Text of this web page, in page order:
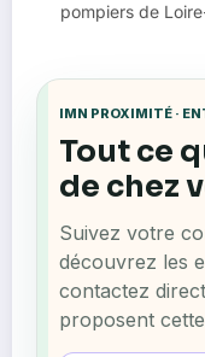
pompiers de
IMN PROXIMITÉ ·
Tout ce
de chez
Suivez votre
découvrez les
contactez
proposent